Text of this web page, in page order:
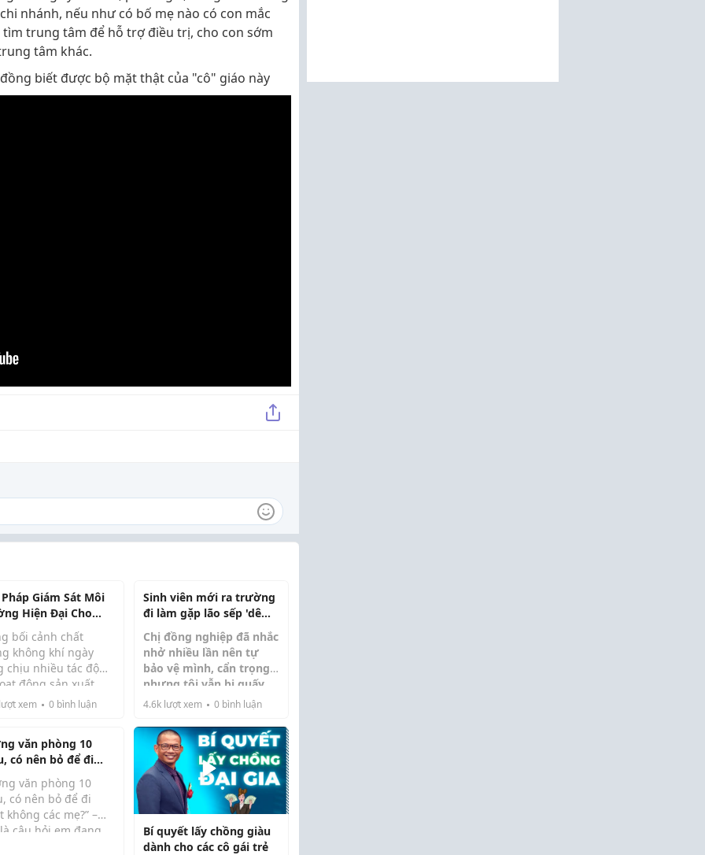
nhánh, nếu như có bố mẹ nào có con mắc
trung tâm để hỗ trợ điều trị, cho con sớm
tâm khác.
biết được bộ mặt thật của "cô" giáo này
Giám Sát Môi
Hiện Đại Cho
Nghiệp
bối cảnh chất
không khí ngày
chịu nhiều tác động
động sản xuất
nghiệp, giao thông
không khí là giải
quan trọng g...
lượt xem 0 bình luận
Sinh viên mới ra trường
đi làm gặp lão sếp 'dê
xồm', tôi tìm cách thoát
thân
Chị đồng nghiệp đã nhắc
nhở nhiều lần nên tự
bảo vệ mình, cẩn trọng
nhưng tôi vẫn bị quấy
rối tình dục.
nhiều kinh nghiệm nên
xin việc vô cùng khó
khăn. Sau hàng tháng
trời rải ...
4.6klượt xem 0bình luận
văn phòng 10
có nên bỏ để đi
không các mẹ?
văn phòng 10
có nên bỏ để đi
không các mẹ?” –
câu hỏi em đang
Bí quyết lấy chồng giàu
dành cho các cô gái trẻ